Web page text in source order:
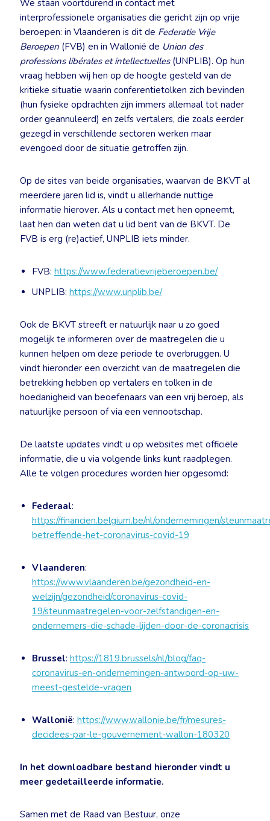
We staan voortdurend in contact met
interprofessionele organisaties die gericht zijn op vrije
beroepen: in Vlaanderen is dit de Federatie Vrije
Beroepen (FVB) en in Wallonië de Union des
professions libérales et intellectuelles(UNPLIB). Op hun
vraag hebben wij hen op de hoogte gesteld van de
kritieke situatie waarin conferentietolken zich bevinden
(hun fysieke opdrachten zijn immers allemaal tot nader
order geannuleerd) en zelfs vertalers, die zoals eerder
gezegd in verschillende sectoren werken maar
evengoed door de situatie getroffen zijn.
Op de sites van beide organisaties, waarvan de BKVT al
meerdere jaren lid is, vindt u allerhande nuttige
informatie hierover. Als u contact met hen opneemt,
laat hen dan weten dat u lid bent van de BKVT. De
FVB is erg (re)actief, UNPLIB iets minder.
FVB: https://www.federatievrijeberoepen.be/
UNPLIB: https://www.unplib.be/
Ook de BKVT streeft er natuurlijk naar u zo goed
mogelijk te informeren over de maatregelen die u
kunnen helpen om deze periode te overbruggen. U
vindt hieronder een overzicht van de maatregelen die
betrekking hebben op vertalers en tolken in de
hoedanigheid van beoefenaars van een vrij beroep, als
natuurlijke persoon of via een vennootschap.
De laatste updates vindt u op websites met officiële
informatie, die u via volgende links kunt raadplegen.
Alle te volgen procedures worden hier opgesomd:
Federaal:
https://financien.belgium.be/nl/ondernemingen/
betreffende-het-coronavirus-covid-19
Vlaanderen:
https://www.vlaanderen.be/gezondheid-en-
welzijn/gezondheid/coronavirus-covid-
19/steunmaatregelen-voor-zelfstandigen-en-
ondernemers-die-schade-lijden-door-de-coronacrisis
Brussel: https://1819.brussels/nl/blog/faq-
coronavirus-en-ondernemingen-antwoord-op-uw-
meest-gestelde-vragen
Wallonië: https://www.wallonie.be/fr/mesures-
decidees-par-le-gouvernement-wallon-180320
In het downloadbare bestand hieronder vindt u
meer gedetailleerde informatie.
Samen met de Raad van Bestuur, onze